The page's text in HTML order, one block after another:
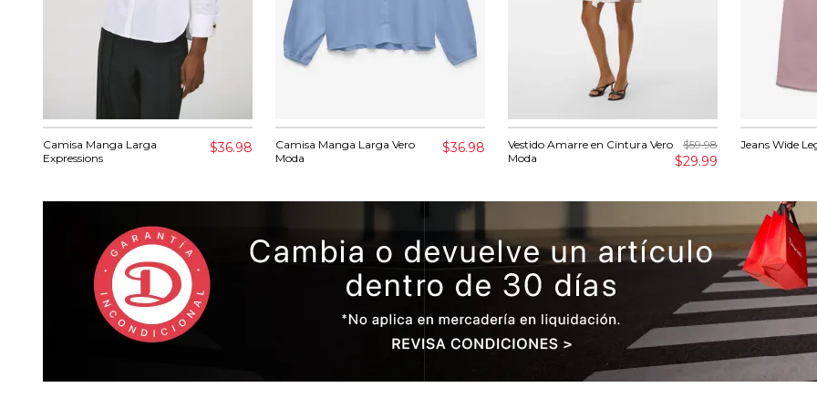
Camisa Manga Larga
Expressions
$36.98
Camisa Manga Larga Vero
Moda
$36.98
Vestido Amarre en Cintura Vero
Moda
$59.98
$29.99
Jeans Wide